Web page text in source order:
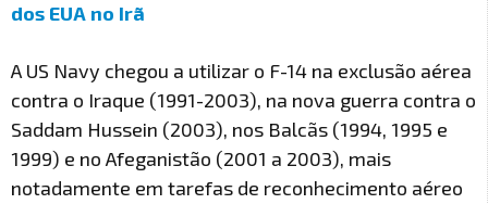
dos EUA no Irã
A US Navy chegou a utilizar o F-14 na exclusão aérea
contra o Iraque (1991-2003), na nova guerra contra o
Saddam Hussein (2003), nos Balcãs (1994, 1995 e
1999) e no Afeganistão (2001 a 2003), mais
notadamente em tarefas de reconhecimento aéreo